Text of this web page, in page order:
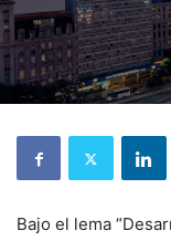
Bajo el lema